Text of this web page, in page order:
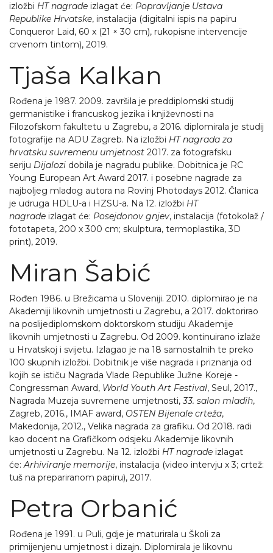
izložbi HT nagrade izlagat će: Popravljanje Ustava
Republike Hrvatske, instalacija (digitalni ispis na papiru
Conqueror Laid, 60 x (21 × 30 cm), rukopisne intervencije
crvenom tintom), 2019.
Tjaša Kalkan
Rođena je 1987. 2009. završila je preddiplomski studij
germanistike i francuskog jezika i književnosti na
Filozofskom fakultetu u Zagrebu, a 2016. diplomirala je studij
fotografije na ADU Zagreb. Na izložbi HT nagrada za
hrvatsku suvremenu umjetnost 2017. za fotografsku
seriju Dijalozi dobila je nagradu publike. Dobitnica je RC
Young European Art Award 2017. i posebne nagrade za
najboljeg mladog autora na Rovinj Photodays 2012. Članica
je udruga HDLU-a i HZSU-a. Na 12. izložbi HT
nagrade izlagat će: Posejdonov gnjev, instalacija (fotokolaž /
fototapeta, 200 x 300 cm; skulptura, termoplastika, 3D
print), 2019.
Miran Šabić
Rođen 1986. u Brežicama u Sloveniji. 2010. diplomirao je na
Akademiji likovnih umjetnosti u Zagrebu, a 2017. doktorirao
na poslijediplomskom doktorskom studiju Akademije
likovnih umjetnosti u Zagrebu. Od 2009. kontinuirano izlaže
u Hrvatskoj i svijetu. Izlagao je na 18 samostalnih te preko
100 skupnih izložbi. Dobitnik je više nagrada i priznanja od
kojih se ističu Nagrada Vlade Republike Južne Koreje -
Congressman Award, World Youth Art Festival, Seul, 2017.,
Nagrada Muzeja suvremene umjetnosti,33. salon mladih,
Zagreb, 2016., IMAF award, OSTEN Bijenale crteža,
Makedonija, 2012., Velika nagrada za grafiku. Od 2018. radi
kao docent na Grafičkom odsjeku Akademije likovnih
umjetnosti u Zagrebu. Na 12. izložbi HT nagrade izlagat
će:Arhiviranje memorije, instalacija (video intervju x 3; crtež:
tuš na prepariranom papiru), 2017.
Petra Orbanić
Rođena je 1991. u Puli, gdje je maturirala u Školi za
primijenjenu umjetnost i dizajn. Diplomirala je likovnu